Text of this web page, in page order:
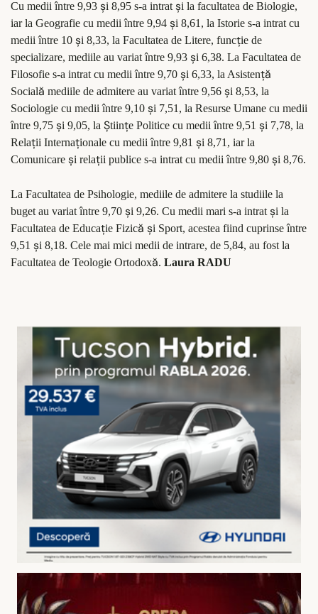
Cu medii între 9,93 şi 8,95 s-a intrat şi la facultatea de Biologie,
iar la Geografie cu medii între 9,94 şi 8,61, la Istorie s-a intrat cu
medii între 10 şi 8,33, la Facultatea de Litere, funcţie de
specializare, mediile au variat între 9,93 şi 6,38. La Facultatea de
Filosofie s-a intrat cu medii între 9,70 şi 6,33, la Asistenţă
Socială mediile de admitere au variat între 9,56 şi 8,53, la
Sociologie cu medii între 9,10 şi 7,51, la Resurse Umane cu medii
între 9,75 şi 9,05, la Ştiinţe Politice cu medii între 9,51 şi 7,78, la
Relaţii Internaţionale cu medii între 9,81 şi 8,71, iar la
Comunicare şi relaţii publice s-a intrat cu medii între 9,80 şi 8,76.
La Facultatea de Psihologie, mediile de admitere la studiile la
buget au variat între 9,70 şi 9,26. Cu medii mari s-a intrat şi la
Facultatea de Educaţie Fizică şi Sport, acestea fiind cuprinse între
9,51 şi 8,18. Cele mai mici medii de intrare, de 5,84, au fost la
Facultatea de Teologie Ortodoxă. Laura RADU